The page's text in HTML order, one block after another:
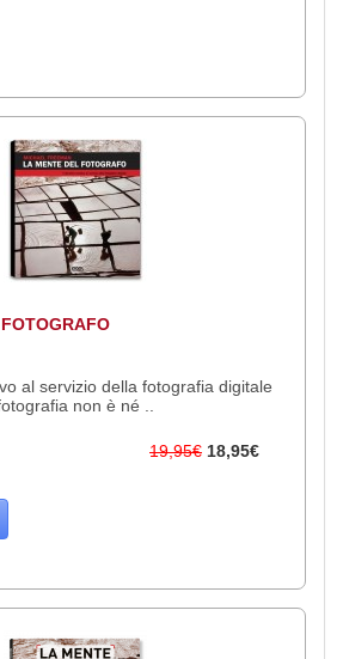
al servizio della fotografia digitale
non è né ..
19,95€ 18,95€